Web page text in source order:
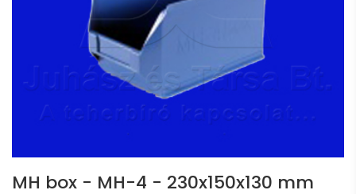
MH box - MH-4 - 230x150x130 mm